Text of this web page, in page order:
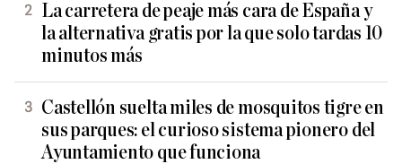
La carretera de peaje más cara de España y
la alternativa gratis por la que solo tardas 10
minutos más
Castellón suelta miles de mosquitos tigre en
sus parques: el curioso sistema pionero del
Ayuntamiento que funciona